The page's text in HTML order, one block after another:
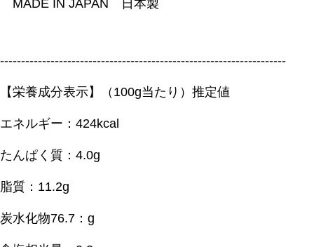
MADE IN JAPAN 日本製
--------------------------------------------------------------------
【栄養成分表示】（100g当たり）推定値
エネルギー：424kcal
たんぱく質：4.0g
脂質：11.2g
炭水化物76.7：g